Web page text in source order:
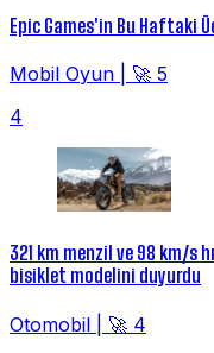
Epic Games'in Bu Haftaki
Mobil Oyun
🚀 5
4
321 km menzil ve 98 km/s
bisiklet modelini duyurdu
Otomobil
🚀 4